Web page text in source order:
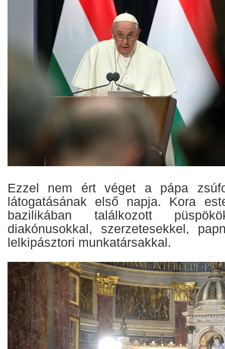
Ezzel nem ért véget a pápa
látogatásának első napja. Kora
bazilikában találkozott
diakónusokkal, szerzetesekkel,
lelkipásztori munkatársakkal.